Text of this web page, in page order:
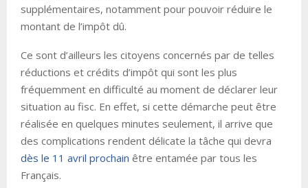
supplémentaires, notamment pour pouvoir réduire le
montant de l’impôt dû.
Ce sont d’ailleurs les citoyens concernés par de telles
réductions et crédits d’impôt qui sont les plus
fréquemment en difficulté au moment de déclarer leur
situation au fisc. En effet, si cette démarche peut être
réalisée en quelques minutes seulement, il arrive que
des complications rendent délicate la tâche qui devra
dès le 11 avril prochain être entamée par tous les
Français.